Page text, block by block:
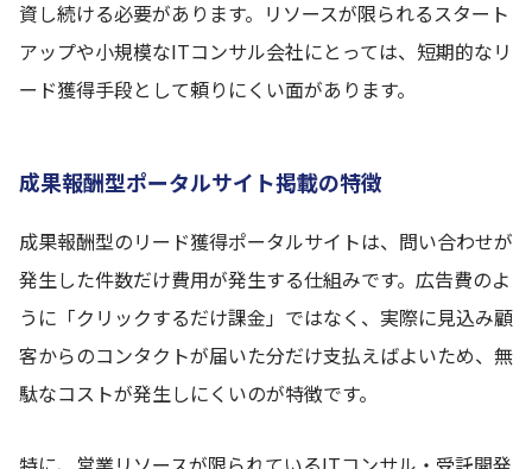
資し続ける必要があります。リソースが限られるスタート
アップや小規模なITコンサル会社にとっては、短期的なリ
ード獲得手段として頼りにくい面があります。
成果報酬型ポータルサイト掲載の特徴
成果報酬型のリード獲得ポータルサイトは、問い合わせが
発生した件数だけ費用が発生する仕組みです。広告費のよ
うに「クリックするだけ課金」ではなく、実際に見込み顧
客からのコンタクトが届いた分だけ支払えばよいため、無
駄なコストが発生しにくいのが特徴です。